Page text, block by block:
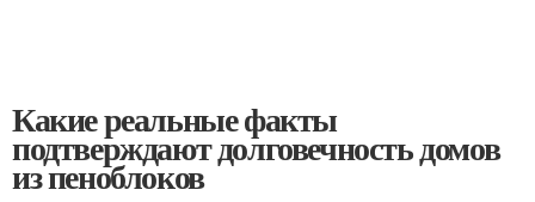
Какие реальные факты
подтверждают долговечность домов
из пеноблоков